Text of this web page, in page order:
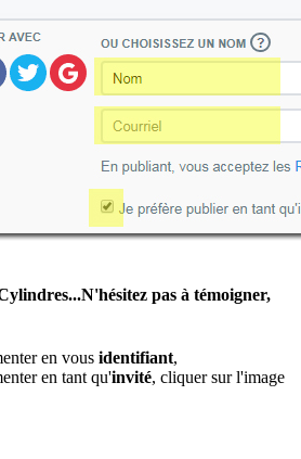
pas à témoigner,
en vous identifiant,
en tant qu'invité, cliquer sur l'image